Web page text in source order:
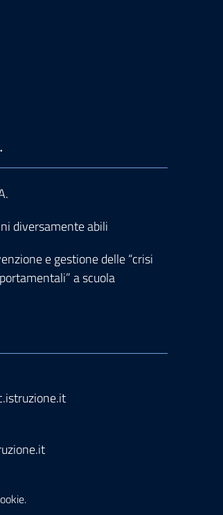
diversamente abili
e gestione delle “crisi
a scuola